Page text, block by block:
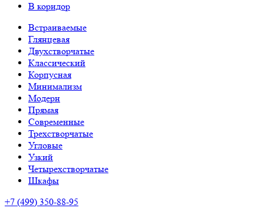
В коридор
Встраиваемые
Глянцевая
Двухстворчатые
Классический
Корпусная
Минимализм
Модерн
Прямая
Современные
Трехстворчатые
Угловые
Узкий
Четырехстворчатые
Шкафы
+7 (499) 350-88-95